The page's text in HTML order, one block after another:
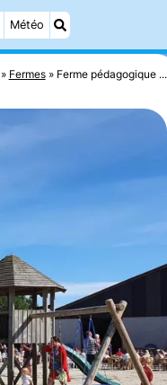
Météo
Fermes Ferme pédagogique ...